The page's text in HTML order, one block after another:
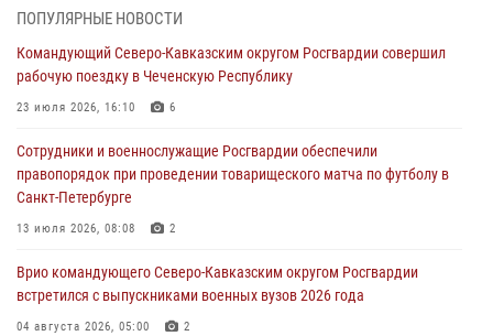
ОМОН «Ойрат» Управления Росгвардии по Республике Калмыкия
08 августа 2026, 07:00
В Кабардино-Балкарии сотрудники Росгвардии провели турнир по
08 августа 2026, 07:00
Военнослужащие Софринской бригады Росгвардии встретились с
участником патриотического проекта «Дорогой Ломоносова —
08 августа 2026, 07:00 2
В Москве росгвардейцы оказали помощь медикам и девушке с
ПОПУЛЯРНЫЕ НОВОСТИ
Командующий Северо-Кавказским округом Росгвардии совершил
рабочую поездку в Чеченскую Республику
23 июля 2026, 16:10 6
Сотрудники и военнослужащие Росгвардии обеспечили
правопорядок при проведении товарищеского матча по футболу в
Санкт-Петербурге
13 июля 2026, 08:08 2
Врио командующего Северо-Кавказским округом Росгвардии
встретился с выпускниками военных вузов 2026 года
04 августа 2026, 05:00 2